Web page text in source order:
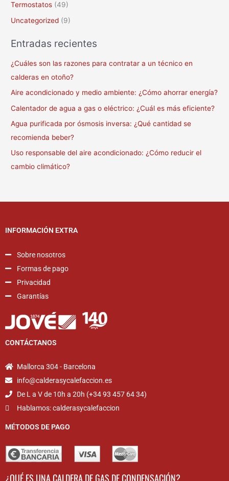
Termostatos (49)
Uncategorized (9)
Entradas recientes
¿Cuáles son las razones para contratar a un técnico en
calderas en otoño?
Aire acondicionado y medio ambiente: ¿Cómo ahorrar energía?
Calentador de agua a gas o eléctrico: ¿Cuál es más eficiente?
Agua purificada por ósmosis inversa: ¿Qué cantidad se
recomienda beber?
Uso responsable del aire acondicionado: ¿Cómo reducir el
cambio climático?
INFORMACIÓN EXTRA
Sobre nosotros
Formas de pago
Privacidad
Garantías
CONTÁCTANOS
Mallorca 304 - Barcelona
info@calderasycalefaccion.es
De L a V de 10h a 20h (+34 93 457 64 34)
Hablamos: calderasycalefaccion
MÉTODOS DE PAGO
¿QUÉ ES UNA CALDERA DE GAS DE CONDENSACIÓN?